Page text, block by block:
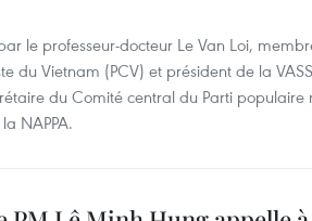
le professeur-docteur Le Van Loi,
du Vietnam (PCV) et président de la
du Comité central du Parti populaire
NAPPA.